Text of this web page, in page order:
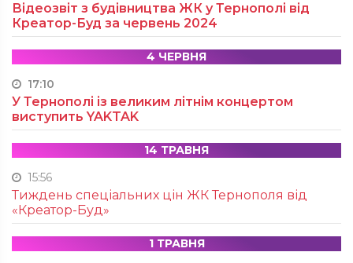
Відеозвіт з будівництва ЖК у Тернополі від
Креатор-Буд за червень 2024
4 ЧЕРВНЯ
17:10
У Тернополі із великим літнім концертом
виступить YAKTAK
14 ТРАВНЯ
15:56
Тиждень спеціальних цін ЖК Тернополя від
«Креатор-Буд»
1 ТРАВНЯ